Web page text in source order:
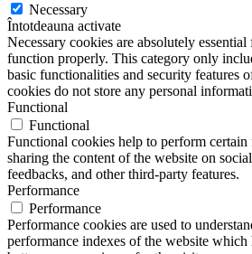
Necessary
Întotdeauna activate
Necessary cookies are absolutely
function properly. This category only
basic functionalities and security features
cookies do not store any personal
Functional
Functional
Functional cookies help to perform
sharing the content of the website on
feedbacks, and other third-party features.
Performance
Performance
Performance cookies are used to
performance indexes of the website